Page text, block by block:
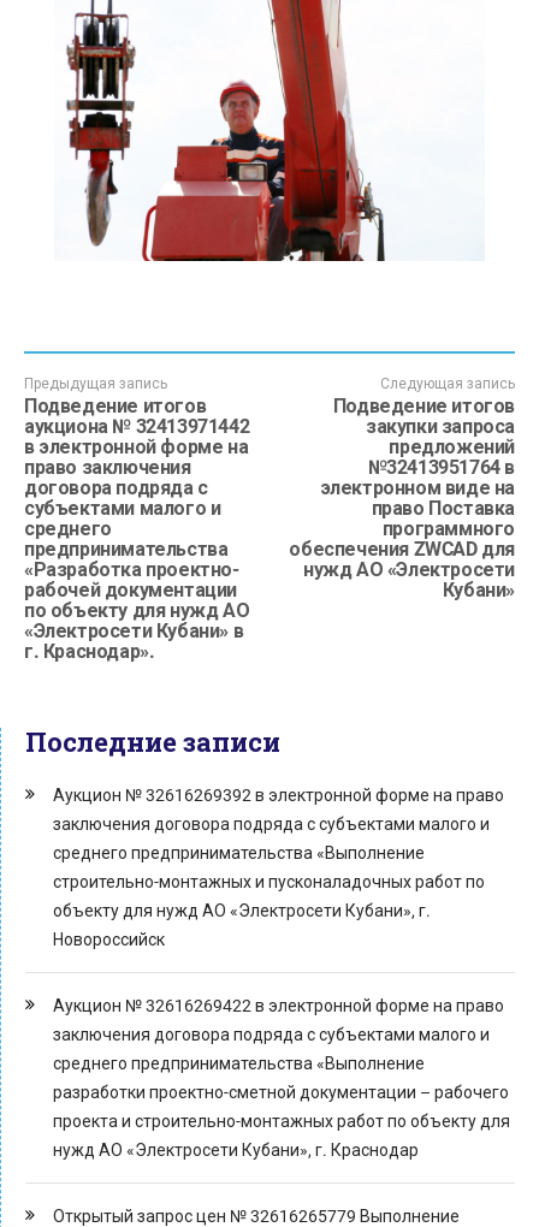
Предыдущая запись
Подведение итогов
аукциона № 32413971442
в электронной форме на
право заключения
договора подряда с
субъектами малого и
среднего
предпринимательства
«Разработка проектно-
рабочей документации
по объекту для нужд АО
«Электросети Кубани» в
г. Краснодар».
Следующая запись
Подведение итогов
закупки запроса
предложений
№32413951764 в
электронном виде на
право Поставка
программного
обеспечения ZWCAD для
нужд АО «Электросети
Кубани»
Последние записи
Аукцион № 32616269392 в электронной форме на право
заключения договора подряда с субъектами малого и
среднего предпринимательства «Выполнение
строительно-монтажных и пусконаладочных работ по
объекту для нужд АО «Электросети Кубани», г.
Новороссийск
Аукцион № 32616269422 в электронной форме на право
заключения договора подряда с субъектами малого и
среднего предпринимательства «Выполнение
разработки проектно-сметной документации – рабочего
проекта и строительно-монтажных работ по объекту для
нужд АО «Электросети Кубани», г. Краснодар
Открытый запрос цен № 32616265779 Выполнение